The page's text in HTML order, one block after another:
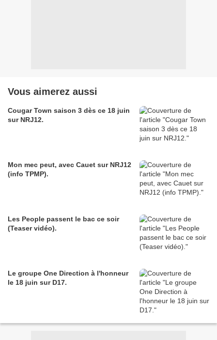
Vous aimerez aussi
Cougar Town saison 3 dès ce 18 juin
sur NRJ12.
Mon mec peut, avec Cauet sur NRJ12
(info TPMP).
Les People passent le bac ce soir
(Teaser vidéo).
Le groupe One Direction à l'honneur
le 18 juin sur D17.